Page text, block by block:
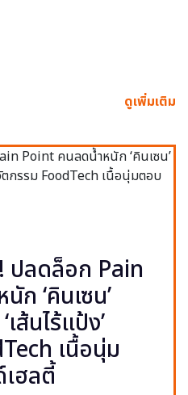
ดูเพิ่มเติม
ปลดล็อก Pain
ก ‘คินเซน’
เส้นไร้แป้ง’
เนื้อนุ่ม
ฮลตี้